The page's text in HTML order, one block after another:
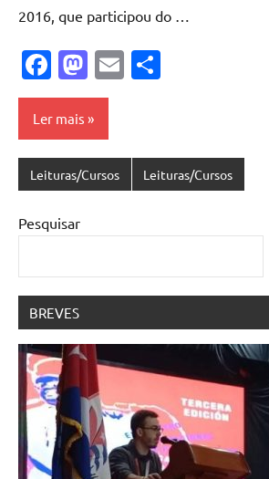
2016, que participou do …
Facebook
Mastodon
Email
Ler mais
Leituras/Cursos Leituras/Cursos
Pesquisar
BREVES